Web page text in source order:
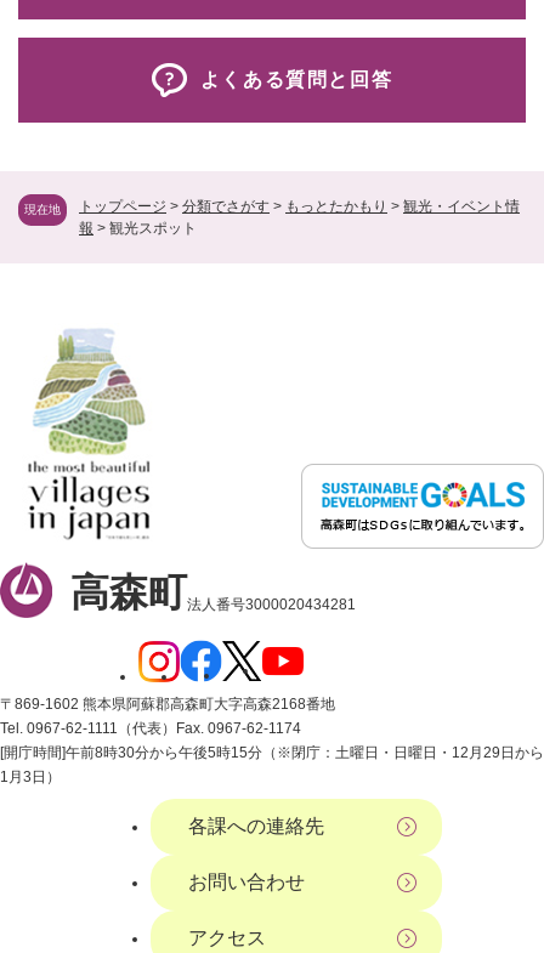
現在地 トップページ > 分類でさがす > もっとたかもり > 観光・イベント情
報 > 観光スポット
よくある質問と回答
高森町法人番号3000020434281
〒869-1602 熊本県阿蘇郡高森町大字高森2168番地
Tel. 0967-62-1111（代表）
Fax. 0967-62-1174
[開庁時間]午前8時30分から午後5時15分（※閉庁：土曜日・日曜日・12月29日から
1月3日）
各課への連絡先
お問い合わせ
アクセス